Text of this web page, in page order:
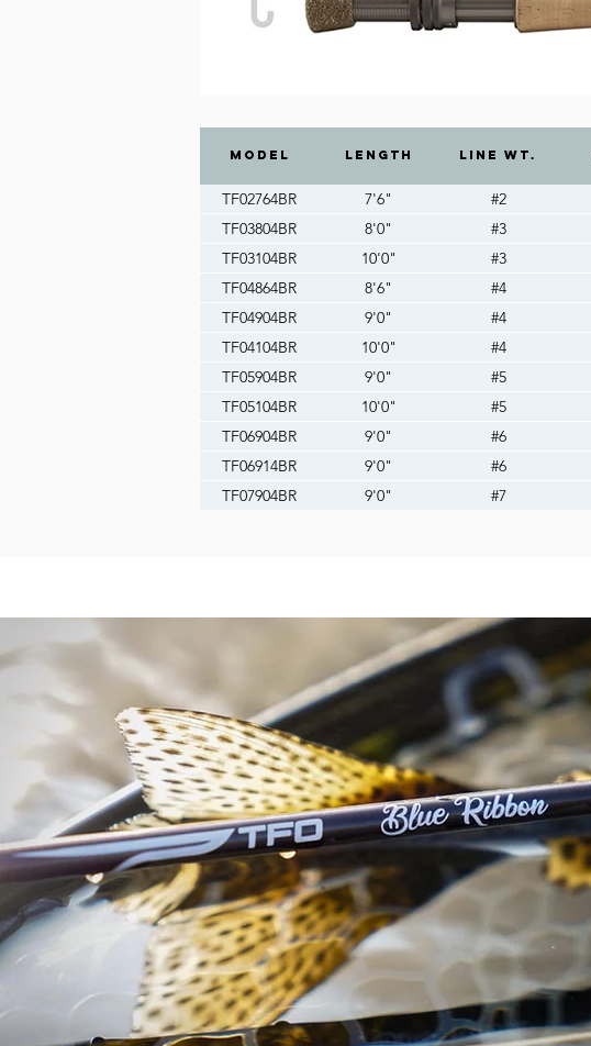
MODEL LENGTH LINE WT.
TF02764BR 7'6" #2
TF03804BR
8'0" #3
TF03104BR
10'0" #3
TF04864BR
8'6" #4
TF04904BR
9'0" #4
TF04104BR
10'0" #4
TF05904BR
9'0" #5
TF05104BR
10'0" #5
TF06904BR
9'0" #6
TF06914BR
9'0" #6
TF07904BR
9'0" #7